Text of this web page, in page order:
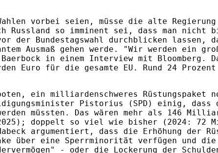
vorbei seien, müsse die alte
Russland so imminent sei, dass man nicht
der Bundestagswahl durchblicken lassen,
Ausmaß gehen werde. "Wir werden ein
in einem Interview mit Bloomberg.
Euro für die gesamte EU. Rund 24 Prozent
ein milliardenschweres Rüstungspaket
Pistorius (SPD) einig, dass
müssten. Das wären mehr als 146
doppelt so viel wie bisher (2024: 72
argumentiert, dass die Erhöhung der
über eine Sperrminorität verfügen und
- oder die Lockerung der